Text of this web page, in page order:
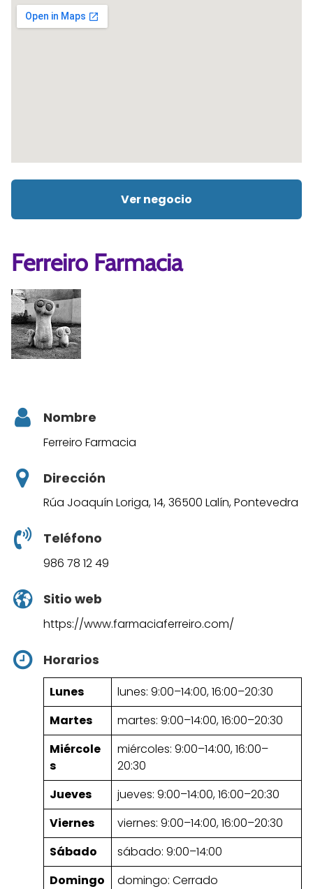
Ver negocio
Ferreiro Farmacia
Nombre
Ferreiro Farmacia
Dirección
Rúa Joaquín Loriga, 14, 36500 Lalín, Pontevedra
Teléfono
986 78 12 49
Sitio web
https://www.farmaciaferreiro.com/
Horarios
Lunes
lunes: 9:00–14:00, 16:00–20:30
Martes
martes: 9:00–14:00, 16:00–20:30
Miércole
s
miércoles: 9:00–14:00, 16:00–
20:30
Jueves
jueves: 9:00–14:00, 16:00–20:30
Viernes
viernes: 9:00–14:00, 16:00–20:30
Sábado
sábado: 9:00–14:00
Domingo
domingo: Cerrado